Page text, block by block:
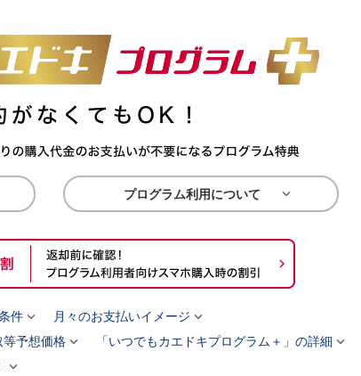
プログラム利用について 
件 月々のお支払いイメージ 
等予想価格 「いつでもカエドキプログラム＋」の詳細 
